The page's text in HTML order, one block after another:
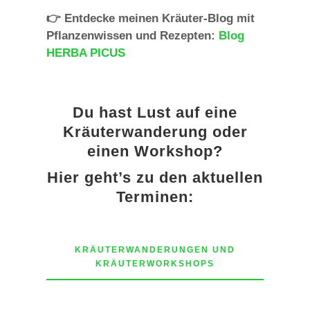
👉 Entdecke meinen Kräuter-Blog mit
Pflanzenwissen und Rezepten: Blog
HERBA PICUS
Du hast Lust auf eine
Kräuterwanderung oder
einen Workshop?
Hier geht’s zu den aktuellen
Terminen:
KRÄUTERWANDERUNGEN UND
KRÄUTERWORKSHOPS